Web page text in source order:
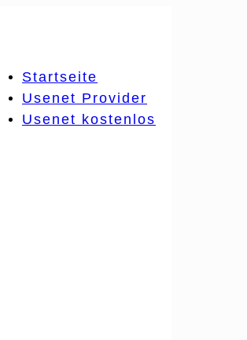
Startseite
Usenet Provider
Usenet kostenlos